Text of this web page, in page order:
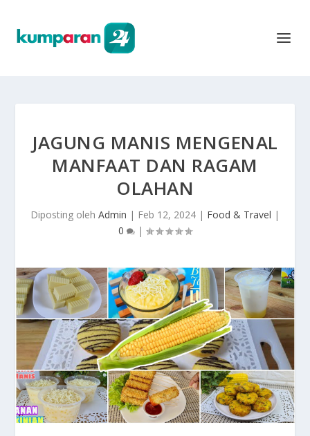
JAGUNG MANIS MENGENAL
MANFAAT DAN RAGAM
OLAHAN
Diposting oleh Admin | Feb 12, 2024 | Food & Travel |
0
|